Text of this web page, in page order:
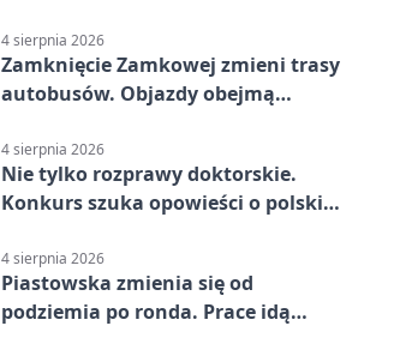
4 sierpnia 2026
Zamknięcie Zamkowej zmieni trasy
autobusów. Objazdy obejmą
4 sierpnia 2026
Nie tylko rozprawy doktorskie.
Konkurs szuka opowieści o polskiej
4 sierpnia 2026
Piastowska zmienia się od
podziemia po ronda. Prace idą